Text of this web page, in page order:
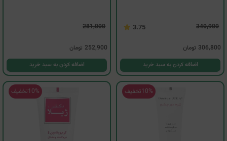
340,900
3.75
306,800 تومان
اضافه کردن به سبد خرید
281,000
252,900 تومان
اضافه کردن به سبد خرید
10%تخفیف 10%تخفیف